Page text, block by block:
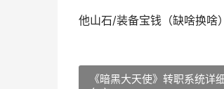
他山石/装备宝钱（缺啥换
《暗黑大天使》转职系统详